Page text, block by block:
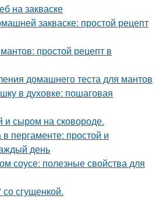
на закваске
закваске: простой рецепт
простой рецепт в
домашнего теста для мантов
в духовке: пошаговая
и сыром на сковороде.
пергаменте: простой и
день
соусе: полезные свойства для
сгущенкой.